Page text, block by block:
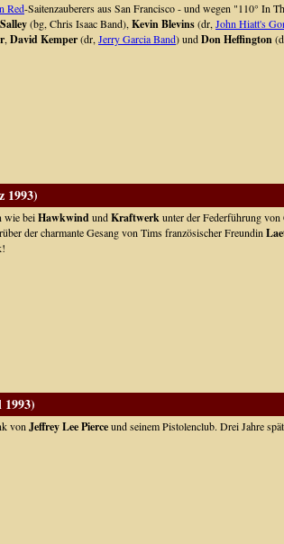
Red-Saitenzauberers aus San Francisco - und wegen "110° In
(bg, Chris Isaac Band), Kevin Blevins(dr, John Hiatt's
, David Kemper(dr, Jerry Garcia Band) undDon Heffington
1993)
wie beiHawkwindundKraftwerkunter der Federführung
der charmante Gesang von Tims französischer Freundin
von Jeffrey Lee Pierceund seinem Pistolenclub. Drei Jahre